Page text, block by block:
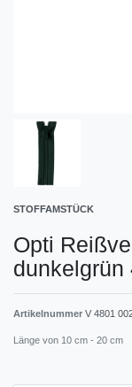
STOFFAMSTÜCK
Opti
dunkelgrün
Artikelnummer V 4801
Länge von 10 cm - 20 cm